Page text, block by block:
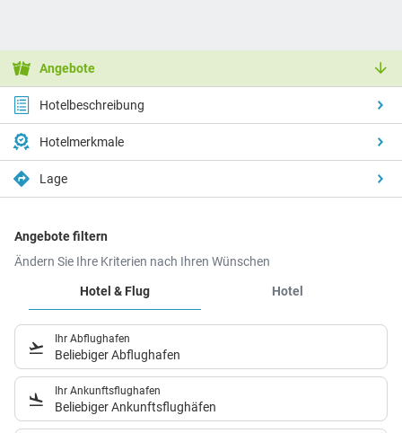
Angebote
Hotelbeschreibung
Hotelmerkmale
Lage
Angebote filtern
Ändern Sie Ihre Kriterien nach Ihren Wünschen
Hotel & Flug
Hotel
Ihr Abflughafen
Beliebiger Abflughafen
Ihr Ankunftsflughafen
Beliebiger Ankunftsflughäfen